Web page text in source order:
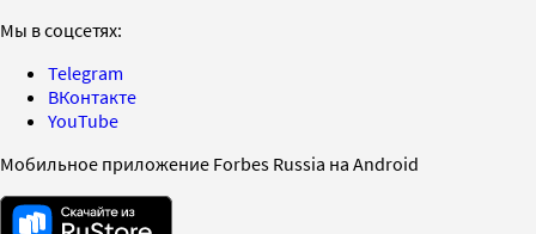
Мы в соцсетях:
Telegram
ВКонтакте
YouTube
Мобильное приложение Forbes Russia на Android